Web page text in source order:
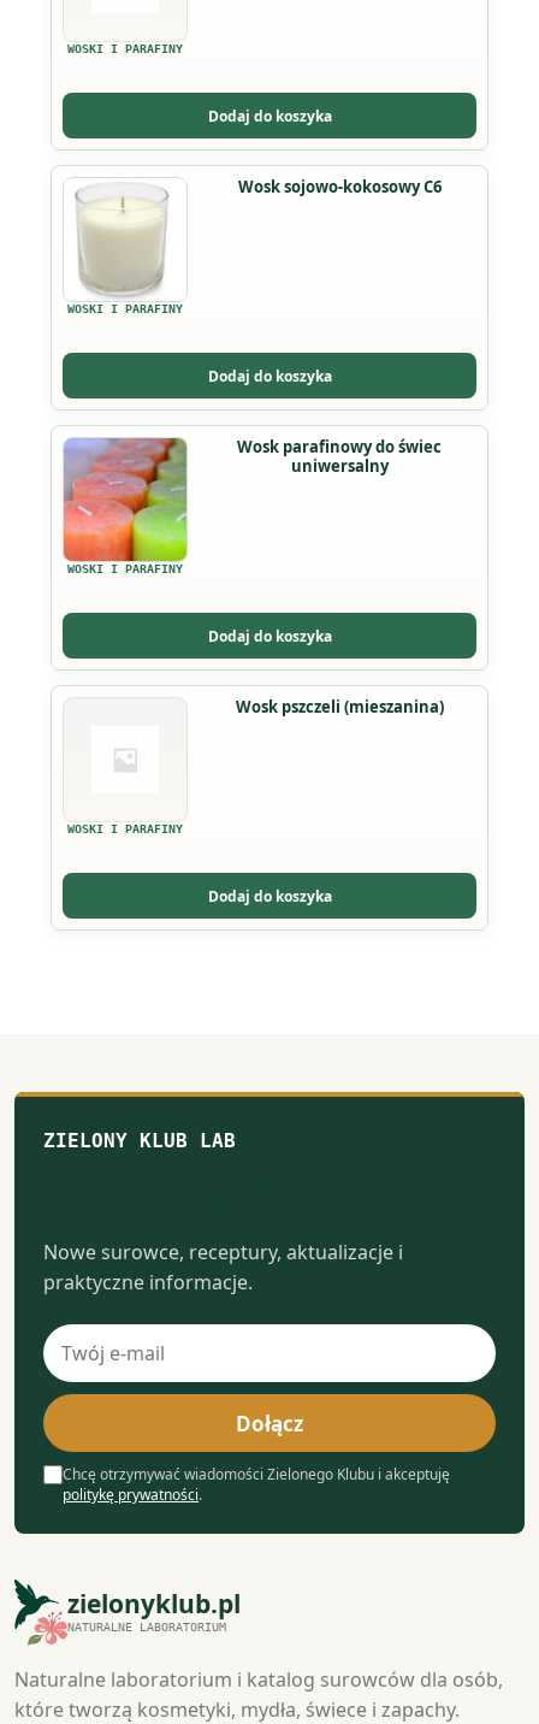
WOSKI I PARAFINY
Dodaj do koszyka
WOSKI I PARAFINY
Wosk sojowo-kokosowy C6
Dodaj do koszyka
Ten
produkt
wiele
wariantów.
można
wybrać
na
stronie
produktu
WOSKI I PARAFINY
Wosk parafinowy do świec
uniwersalny
Dodaj do koszyka
WOSKI I PARAFINY
Wosk pszczeli (mieszanina)
Dodaj do koszyka
ZIELONY KLUB LAB
Nowe surowce, receptury, aktualizacje i
praktyczne informacje.
Adres
e-
mail
Dołącz
Chcę otrzymywać wiadomości Zielonego Klubu i akceptuję
politykę prywatności.
zielonyklub.pl
NATURALNE LABORATORIUM
Naturalne laboratorium i katalog surowców dla osób,
które tworzą kosmetyki, mydła, świece i zapachy.